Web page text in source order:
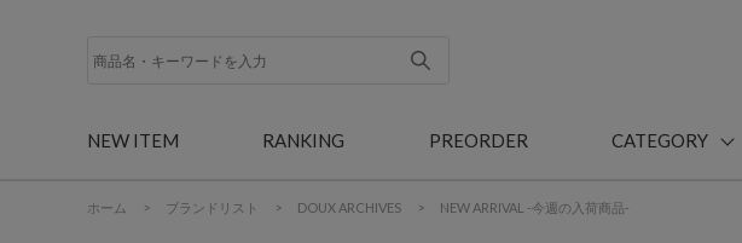
NEW ITEM RANKING PREORDER CATEGORY
ホーム > ブランドリスト > DOUX ARCHIVES > NEW ARRIVAL -今週の入荷商品-